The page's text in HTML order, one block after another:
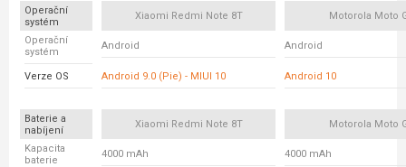
Operační
systém
Xiaomi Redmi Note 8T Motorola Moto
Operační
systém
Android Android
Verze OS Android 9.0 (Pie) - MIUI 10 Android 10
Baterie a
nabíjení
Xiaomi Redmi Note 8T Motorola Moto
Kapacita
baterie
4000 mAh 4000 mAh